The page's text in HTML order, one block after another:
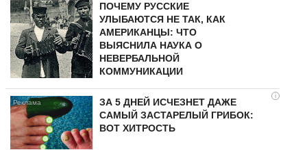
ПОЧЕМУ РУССКИЕ
УЛЫБАЮТСЯ НЕ ТАК, КАК
АМЕРИКАНЦЫ: ЧТО
ВЫЯСНИЛА НАУКА О
НЕВЕРБАЛЬНОЙ
КОММУНИКАЦИИ
i
ЗА 5 ДНЕЙ ИСЧЕЗНЕТ ДАЖЕ
САМЫЙ ЗАСТАРЕЛЫЙ ГРИБОК:
ВОТ ХИТРОСТЬ